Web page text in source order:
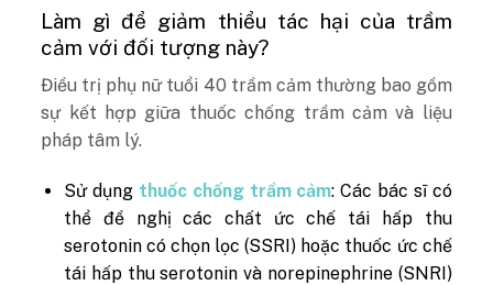
Làm gì để giảm thiểu tác hại của trầm
cảm với đối tượng này?
Điều trị phụ nữ tuổi 40 trầm cảm thường bao gồm
sự kết hợp giữa thuốc chống trầm cảm và liệu
pháp tâm lý.
Sử dụng thuốc chống trầm cảm: Các bác sĩ có
thể đề nghị các chất ức chế tái hấp thu
serotonin có chọn lọc (SSRI) hoặc thuốc ức chế
tái hấp thu serotonin và norepinephrine (SNRI)